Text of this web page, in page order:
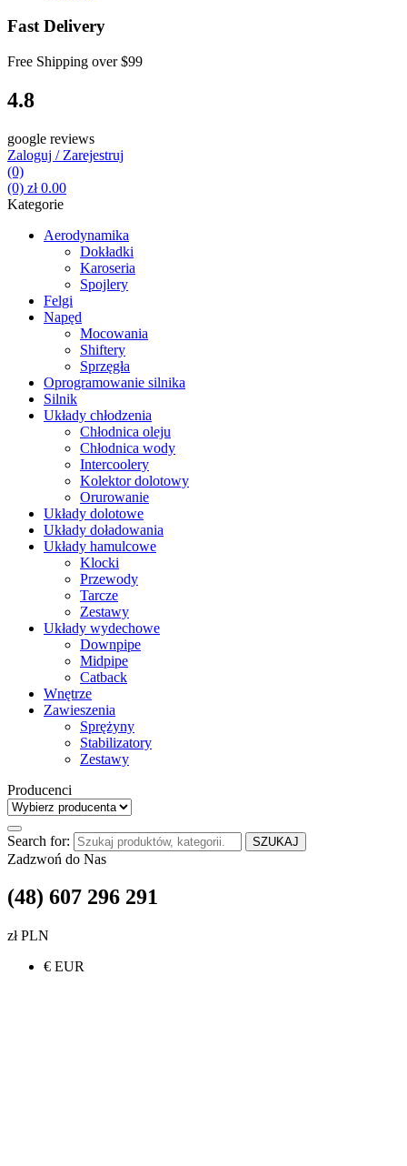
Fast Delivery
Free Shipping over$99
4.8
google reviews
Zaloguj / Zarejestruj
(0)
(0) zł0.00
Kategorie
Aerodynamika
Dokładki
Karoseria
Spojlery
Felgi
Napęd
Mocowania
Shiftery
Sprzęgła
Oprogramowanie silnika
Silnik
Układy chłodzenia
Chłodnica oleju
Chłodnica wody
Intercoolery
Kolektor dolotowy
Orurowanie
Układy dolotowe
Układy doładowania
Układy hamulcowe
Klocki
Przewody
Tarcze
Zestawy
Układy wydechowe
Downpipe
Midpipe
Catback
Wnętrze
Zawieszenia
Sprężyny
Stabilizatory
Zestawy
Producenci
Search for: SZUKAJ
Zadzwoń do Nas
(48) 607 296 291
zł PLN
€ EUR